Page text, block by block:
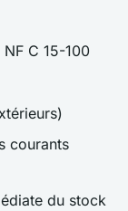
C 15-100
courants
du stock